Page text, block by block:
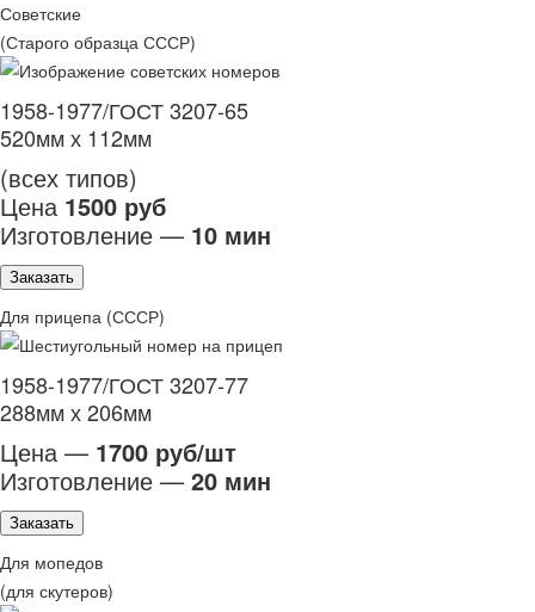
Советские
(Старого образца СССР)
1958-1977/ГОСТ 3207-65
520мм х 112мм
(всех типов)
Цена 1500 руб
Изготовление — 10 мин
Заказать
Для прицепа (СССР)
1958-1977/ГОСТ 3207-77
288мм х 206мм
Цена — 1700 руб/шт
Изготовление — 20 мин
Заказать
Для мопедов
(для скутеров)